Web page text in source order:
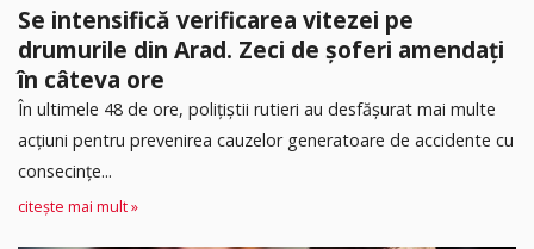
Se intensifică verificarea vitezei pe
drumurile din Arad. Zeci de șoferi amendați
în câteva ore
În ultimele 48 de ore, polițiștii rutieri au desfășurat mai multe
acțiuni pentru prevenirea cauzelor generatoare de accidente cu
consecințe...
citește mai mult »